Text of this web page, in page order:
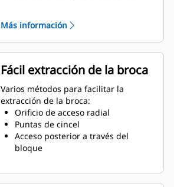
El collarín de desgaste de 20 mm
es un 66 % más largo que los
portaherramientas del System G
Un diseño de portaherramientas
antirrotación garantiza una
posición adecuada para evitar el
desgaste de los bloques y de los
portaherramientas
El agua puede penetrar a través
del orificio de acceso radial del
portaherramientas para facilitar la
desgaste uniforme de la broca
Los portaherramientas están
Más información
Fácil extracción de la broca
Varios métodos para facilitar la
extracción de la broca:
Orificio de acceso radial
Puntas de cincel
Acceso posterior a través del
bloque